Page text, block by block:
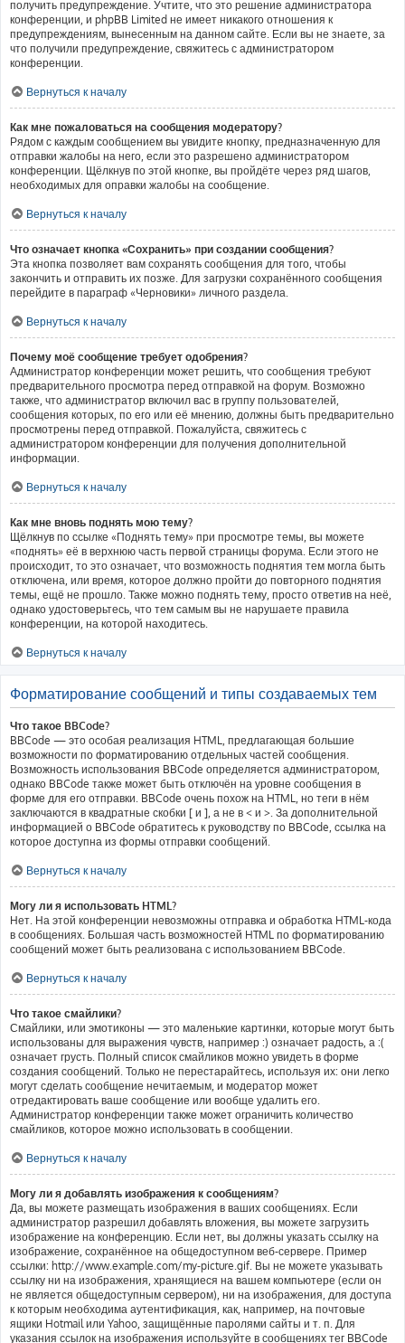
получить предупреждение. Учтите, что это решение администратора
конференции, и phpBB Limited не имеет никакого отношения к
предупреждениям, вынесенным на данном сайте. Если вы не знаете, за
что получили предупреждение, свяжитесь с администратором
конференции.
Вернуться к началу
Как мне пожаловаться на сообщения модератору?
Рядом с каждым сообщением вы увидите кнопку, предназначенную для
отправки жалобы на него, если это разрешено администратором
конференции. Щёлкнув по этой кнопке, вы пройдёте через ряд шагов,
необходимых для оправки жалобы на сообщение.
Вернуться к началу
Что означает кнопка «Сохранить» при создании сообщения?
Эта кнопка позволяет вам сохранять сообщения для того, чтобы
закончить и отправить их позже. Для загрузки сохранённого сообщения
перейдите в параграф «Черновики» личного раздела.
Вернуться к началу
Почему моё сообщение требует одобрения?
Администратор конференции может решить, что сообщения требуют
предварительного просмотра перед отправкой на форум. Возможно
также, что администратор включил вас в группу пользователей,
сообщения которых, по его или её мнению, должны быть предварительно
просмотрены перед отправкой. Пожалуйста, свяжитесь с
администратором конференции для получения дополнительной
информации.
Вернуться к началу
Как мне вновь поднять мою тему?
Щёлкнув по ссылке «Поднять тему» при просмотре темы, вы можете
«поднять» её в верхнюю часть первой страницы форума. Если этого не
происходит, то это означает, что возможность поднятия тем могла быть
отключена, или время, которое должно пройти до повторного поднятия
темы, ещё не прошло. Также можно поднять тему, просто ответив на неё,
однако удостоверьтесь, что тем самым вы не нарушаете правила
конференции, на которой находитесь.
Вернуться к началу
Форматирование сообщений и типы создаваемых тем
Что такое BBCode?
BBCode — это особая реализация HTML, предлагающая большие
возможности по форматированию отдельных частей сообщения.
Возможность использования BBCode определяется администратором,
однако BBCode также может быть отключён на уровне сообщения в
форме для его отправки. BBCode очень похож на HTML, но теги в нём
заключаются в квадратные скобки [ и ], а не в < и >. За дополнительной
информацией о BBCode обратитесь к руководству по BBCode, ссылка на
которое доступна из формы отправки сообщений.
Вернуться к началу
Могу ли я использовать HTML?
Нет. На этой конференции невозможны отправка и обработка HTML-кода
в сообщениях. Большая часть возможностей HTML по форматированию
сообщений может быть реализована с использованием BBCode.
Вернуться к началу
Что такое смайлики?
Смайлики, или эмотиконы — это маленькие картинки, которые могут быть
использованы для выражения чувств, например :) означает радость, а :(
означает грусть. Полный список смайликов можно увидеть в форме
создания сообщений. Только не перестарайтесь, используя их: они легко
могут сделать сообщение нечитаемым, и модератор может
отредактировать ваше сообщение или вообще удалить его.
Администратор конференции также может ограничить количество
смайликов, которое можно использовать в сообщении.
Вернуться к началу
Могу ли я добавлять изображения к сообщениям?
Да, вы можете размещать изображения в ваших сообщениях. Если
администратор разрешил добавлять вложения, вы можете загрузить
изображение на конференцию. Если нет, вы должны указать ссылку на
изображение, сохранённое на общедоступном веб-сервере. Пример
ссылки: http://www.example.com/my-picture.gif. Вы не можете указывать
ссылку ни на изображения, хранящиеся на вашем компьютере (если он
не является общедоступным сервером), ни на изображения, для доступа
к которым необходима аутентификация, как, например, на почтовые
ящики Hotmail или Yahoo, защищённые паролями сайты и т. п. Для
указания ссылок на изображения используйте в сообщениях тег BBCode